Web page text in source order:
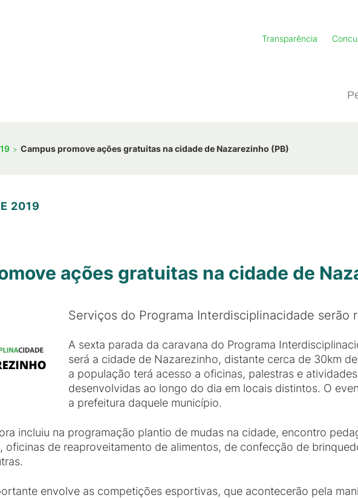
Transparência
Campus promove ações gratuitas na cidade de Nazarezinho (PB)
2019
ações gratuitas na cidade de
Serviços do Programa Interdisciplinacidade serão
A sexta parada da caravana do Programa
será a cidade de Nazarezinho, distante cerca de 30km
a população terá acesso a oficinas, palestras e
desenvolvidas ao longo do dia em locais distintos. O
a prefeitura daquele município.
incluiu na programação plantio de mudas na cidade, encontro
oficinas de reaproveitamento de alimentos, de confecção de
envolve as competições esportivas, que acontecerão pela